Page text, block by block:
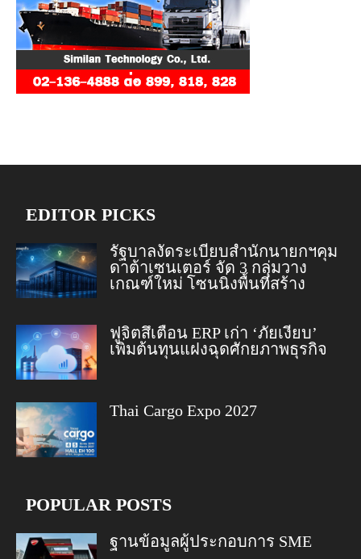
EDITOR PICKS
รัฐบาลงัดระเบียบสำนักนายกฯคุม
ดาต้าเซนเตอร์ จัด 3 กลุ่มวาง
เกณฑ์ใหม่ โซนนิ่งพื้นที่สร้าง
ฟูจิตสึเตือน ERP เก่า ‘ภัยเงียบ’
เพิ่มต้นทุนแฝงฉุดศักยภาพธุรกิจ
Thai Cargo Expo 2027
POPULAR POSTS
ฐานข้อมูลผู้ประกอบการ SME